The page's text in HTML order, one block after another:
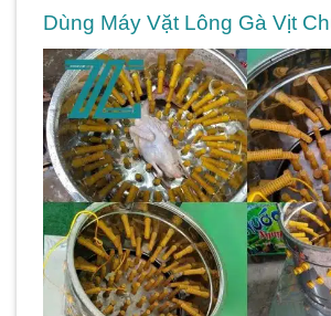
Dùng Máy Vặt Lông Gà Vịt